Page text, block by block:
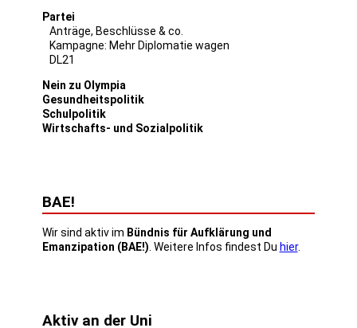
Partei
Anträge, Beschlüsse & co.
Kampagne: Mehr Diplomatie wagen
DL21
Nein zu Olympia
Gesundheitspolitik
Schulpolitik
Wirtschafts- und Sozialpolitik
BAE!
Wir sind aktiv im Bündnis für Aufklärung und
Emanzipation (BAE!) . Weitere Infos findest Du hier.
Aktiv an der Uni